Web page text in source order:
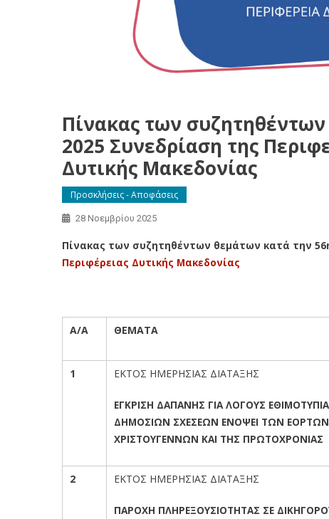
Πίνακας των
2025 Συνεδρίαση της
Δυτικής Μακεδονίας
Προσκλήσεις - Αποφάσεις
28 Νοεμβρίου 2025
Πίνακας των συζητηθέντων θεμάτων κατά την
Περιφέρειας Δυτικής Μακεδονίας
Α/Α ΘΕΜΑΤΑ
1 ΕΚΤΟΣ ΗΜΕΡΗΣΙΑΣ ΔΙΑΤΑΞΗΣ
ΕΓΚΡΙΣΗ ΔΑΠΑΝΗΣ ΓΙΑ ΛΟΓΟΥΣ
ΔΗΜΟΣΙΩΝ ΣΧΕΣΕΩΝ ΕΝΟΨΕΙ ΤΩΝ
ΧΡΙΣΤΟΥΓΕΝΝΩΝ ΚΑΙ ΤΗΣ ΠΡΩΤΟΧΡΟΝΙΑΣ
2 ΕΚΤΟΣ ΗΜΕΡΗΣΙΑΣ ΔΙΑΤΑΞΗΣ
ΠΑΡΟΧΗ ΠΛΗΡΕΞΟΥΣΙΟΤΗΤΑΣ ΣΕ